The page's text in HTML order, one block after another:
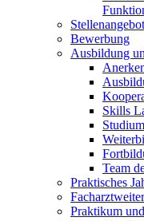
Bewerbung
Ausbildung
Skills
Team
Praktisches
Praktikum